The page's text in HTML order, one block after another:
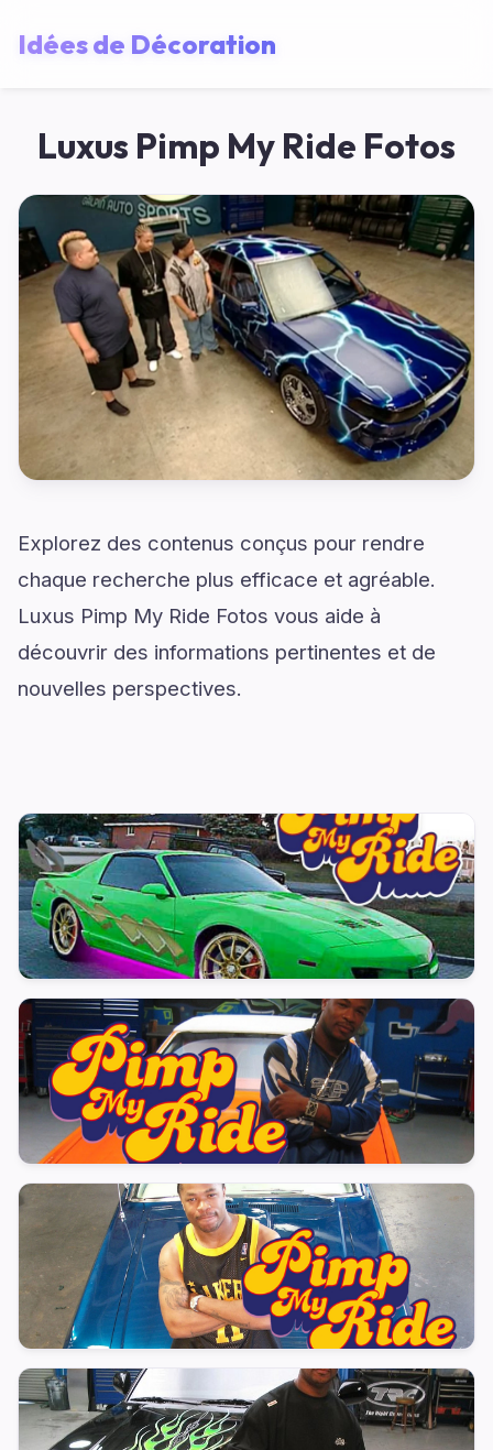
Idées de Décoration
Luxus Pimp My Ride Fotos
Explorez des contenus conçus pour rendre
chaque recherche plus efficace et agréable.
Luxus Pimp My Ride Fotos vous aide à
découvrir des informations pertinentes et de
nouvelles perspectives.